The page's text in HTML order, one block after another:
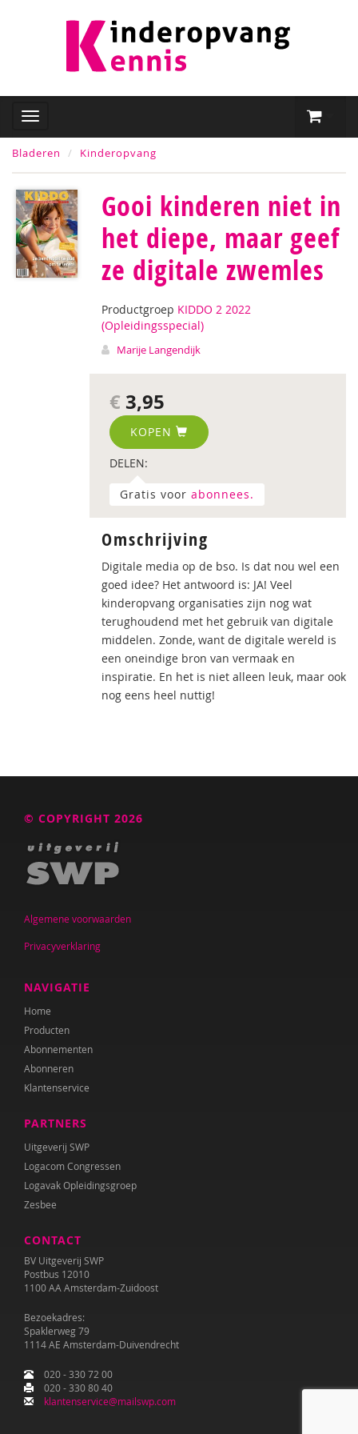
Bladeren Kinderopvang
Gooi kinderen niet in
het diepe, maar geef
ze digitale zwemles
Productgroep KIDDO 2 2022
(Opleidingsspecial)
Marije Langendijk
€ 3,95
KOPEN
DELEN:
Gratis voor abonnees.
Omschrijving
Digitale media op de bso. Is dat nou wel een
goed idee? Het antwoord is: JA! Veel
kinderopvang­ organisaties zijn nog wat
terughoudend met het gebruik van digitale
middelen. Zonde, want de digitale wereld is
een oneindige bron van vermaak en
inspiratie. En het is niet alleen leuk, maar ook
nog eens heel nuttig!
© COPYRIGHT 2026
Algemene voorwaarden
Privacyverklaring
NAVIGATIE
Home
Producten
Abonnementen
Abonneren
Klantenservice
PARTNERS
Uitgeverij SWP
Logacom Congressen
Logavak Opleidingsgroep
Zesbee
CONTACT
BV Uitgeverij SWP
Postbus 12010
1100 AA Amsterdam-Zuidoost
Bezoekadres:
Spaklerweg 79
1114 AE Amsterdam-Duivendrecht
020 - 330 72 00
020 - 330 80 40
klantenservice@mailswp.com